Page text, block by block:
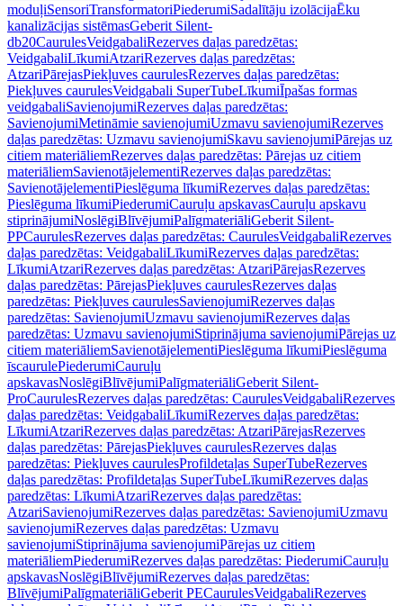
moduļiSensoriTransformatoriPiederumiSadalītāju izolācijaĒku
kanalizācijas sistēmasGeberit Silent-
db20CaurulesVeidgabaliRezerves daļas paredzētas:
VeidgabaliLīkumiAtzariRezerves daļas paredzētas:
AtzariPārejasPiekļuves caurulesRezerves daļas paredzētas:
Piekļuves caurulesVeidgabali SuperTubeLīkumiĪpašas formas
veidgabaliSavienojumiRezerves daļas paredzētas:
SavienojumiMetināmie savienojumiUzmavu savienojumiRezerves
daļas paredzētas: Uzmavu savienojumiSkavu savienojumiPārejas uz
citiem materiāliemRezerves daļas paredzētas: Pārejas uz citiem
materiāliemSavienotājelementiRezerves daļas paredzētas:
SavienotājelementiPieslēguma līkumiRezerves daļas paredzētas:
Pieslēguma līkumiPiederumiCauruļu apskavasCauruļu apskavu
stiprinājumiNoslēgiBlīvējumiPalīgmateriāliGeberit Silent-
PPCaurulesRezerves daļas paredzētas: CaurulesVeidgabaliRezerves
daļas paredzētas: VeidgabaliLīkumiRezerves daļas paredzētas:
LīkumiAtzariRezerves daļas paredzētas: AtzariPārejasRezerves
daļas paredzētas: PārejasPiekļuves caurulesRezerves daļas
paredzētas: Piekļuves caurulesSavienojumiRezerves daļas
paredzētas: SavienojumiUzmavu savienojumiRezerves daļas
paredzētas: Uzmavu savienojumiStiprinājuma savienojumiPārejas uz
citiem materiāliemSavienotājelementiPieslēguma līkumiPieslēguma
īscaurulePiederumiCauruļu
apskavasNoslēgiBlīvējumiPalīgmateriāliGeberit Silent-
ProCaurulesRezerves daļas paredzētas: CaurulesVeidgabaliRezerves
daļas paredzētas: VeidgabaliLīkumiRezerves daļas paredzētas:
LīkumiAtzariRezerves daļas paredzētas: AtzariPārejasRezerves
daļas paredzētas: PārejasPiekļuves caurulesRezerves daļas
paredzētas: Piekļuves caurulesProfildetaļas SuperTubeRezerves
daļas paredzētas: Profildetaļas SuperTubeLīkumiRezerves daļas
paredzētas: LīkumiAtzariRezerves daļas paredzētas:
AtzariSavienojumiRezerves daļas paredzētas: SavienojumiUzmavu
savienojumiRezerves daļas paredzētas: Uzmavu
savienojumiStiprinājuma savienojumiPārejas uz citiem
materiāliemPiederumiRezerves daļas paredzētas: PiederumiCauruļu
apskavasNoslēgiBlīvējumiRezerves daļas paredzētas:
BlīvējumiPalīgmateriāliGeberit PECaurulesVeidgabaliRezerves